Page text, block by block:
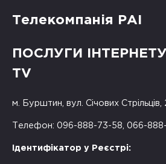
Телекомпанія РАІ
ПОСЛУГИ
TV
м. Бурштин, вул. Січових Стрільців,
Телефон: 096-888-73-58, 066-
Ідентифікатор у Реєстрі: